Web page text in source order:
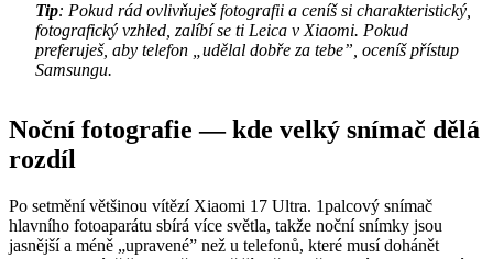
Tip: Pokud rád ovlivňuješ fotografii a ceníš si charakteristický,
fotografický vzhled, zalíbí se ti Leica v Xiaomi. Pokud
preferuješ, aby telefon „udělal dobře za tebe”, oceníš přístup
Samsungu.
Noční fotografie — kde velký snímač dělá
rozdíl
Po setmění většinou vítězí Xiaomi 17 Ultra. 1palcový snímač
hlavního fotoaparátu sbírá více světla, takže noční snímky jsou
jasnější a méně „upravené” než u telefonů, které musí dohánět